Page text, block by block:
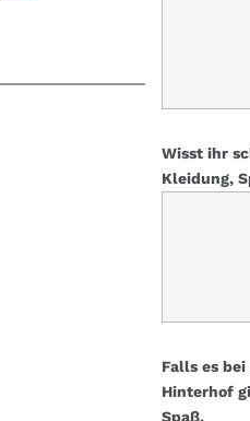
Wisst ihr
Kleidung,
Falls es
Hinterhof
Spaß.